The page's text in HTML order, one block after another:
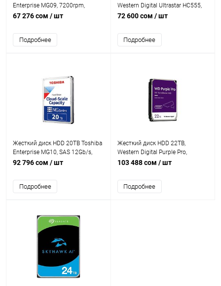
Enterprise MG09, 7200rpm,
512MB, SATA III [MG09ACA12TE]
67 276 сом / шт
Подробнее
Western Digital Ultrastar HC555,
7200rpm, 512MB Cache, SATAIII
72 600 сом / шт
Подробнее
Жесткий диск HDD 20TB Toshiba
Enterprise MG10, SAS 12Gb/s,
7200rpm, 512MB, 3.5" CMR
92 796 сом / шт
Подробнее
Жесткий диск HDD 22TB,
Western Digital Purple Pro,
7200rpm, 512MB Cache, SATAIII
103 488 сом / шт
Подробнее